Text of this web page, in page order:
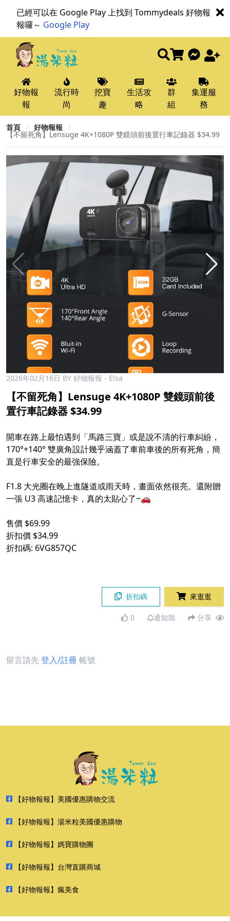
已經可以在 Google Play 上找到 Tommydeals 好物報
報囉～ Google Play
好物報
報
流行時
尚
挖寶
趣
生活攻
略
群
組
集運服
務
首頁 好物報報
【不留死角】Lensuge 4K+1080P 雙鏡頭前後置行車記錄器 $34.99
2026年02月16日 BY 好物報報 - Elsa
【不留死角】Lensuge 4K+1080P 雙鏡頭前後
置行車記錄器 $34.99
開車在路上最怕遇到「馬路三寶」或是說不清的行車糾紛，
170°+140° 雙廣角設計幾乎涵蓋了車前車後的所有死角，簡
直是行車安全的最強保險。
F1.8 大光圈在晚上進隧道或雨天時，畫面依然很亮。還附贈
一張 U3 高速記憶卡，真的太貼心了~🚗
售價 $69.99
折扣價 $34.99
折扣碼: 6VG857QC
折扣碼 來逛逛
0 通知我 分享
留言請先登入/註冊帳號
【好物報報】美國優惠購物交流
【好物報報】湯米粒美國優惠購物
【好物報報】媽寶購物團
【好物報報】台灣直購商城
【好物報報】瘋美食